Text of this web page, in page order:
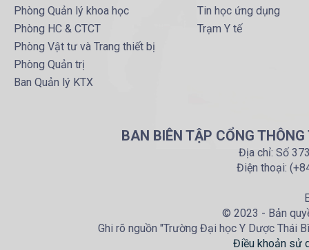
Phòng Quản lý khoa học
Phòng HC & CTCT
Phòng Vật tư và Trang thiết bị
Phòng Quản trị
Ban Quản lý KTX
Tin học ứng dụng
Trạm Y tế
BAN BIÊN TẬP CỔNG
Địa chỉ: Số
Điện thoại:
© 2023 - Bản
Ghi rõ nguồn "Trường Đại học Y Dược Thái
Điều khoản sử